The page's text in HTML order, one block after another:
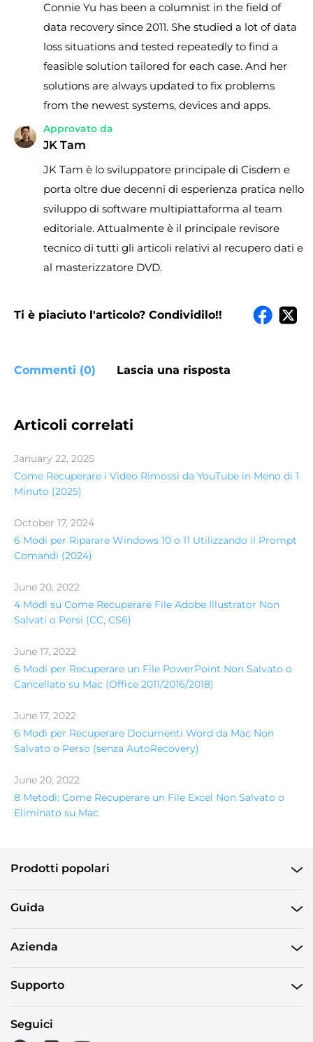
Connie Yu has been a columnist in the field of
data recovery since 2011. She studied a lot of data
loss situations and tested repeatedly to find a
feasible solution tailored for each case. And her
solutions are always updated to fix problems
from the newest systems, devices and apps.
Approvato da
JK Tam
JK Tam è lo sviluppatore principale di Cisdem e
porta oltre due decenni di esperienza pratica nello
sviluppo di software multipiattaforma al team
editoriale. Attualmente è il principale revisore
tecnico di tutti gli articoli relativi al recupero dati e
al masterizzatore DVD.
Ti è piaciuto l'articolo? Condividilo!!
Commenti (0) Lascia una risposta
Articoli correlati
January 22, 2025
Come Recuperare i Video Rimossi da YouTube in Meno di 1
Minuto (2025)
October 17, 2024
6 Modi per Riparare Windows 10 o 11 Utilizzando il Prompt
Comandi (2024)
June 20, 2022
4 Modi su Come Recuperare File Adobe Illustrator Non
Salvati o Persi (CC, CS6)
June 17, 2022
6 Modi per Recuperare un File PowerPoint Non Salvato o
Cancellato su Mac (Office 2011/2016/2018)
June 17, 2022
6 Modi per Recuperare Documenti Word da Mac Non
Salvato o Perso (senza AutoRecovery)
June 20, 2022
8 Metodi: Come Recuperare un File Excel Non Salvato o
Eliminato su Mac
Prodotti popolari
Guida
Azienda
Supporto
Seguici